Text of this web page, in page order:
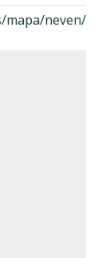
mapa/neven/